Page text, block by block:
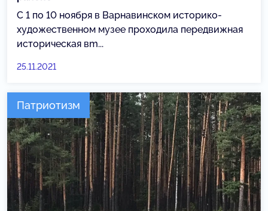
С 1 по 10 ноября в Варнавинском историко-
художественном музее проходила передвижная
историческая вm...
25.11.2021
Патриотизм